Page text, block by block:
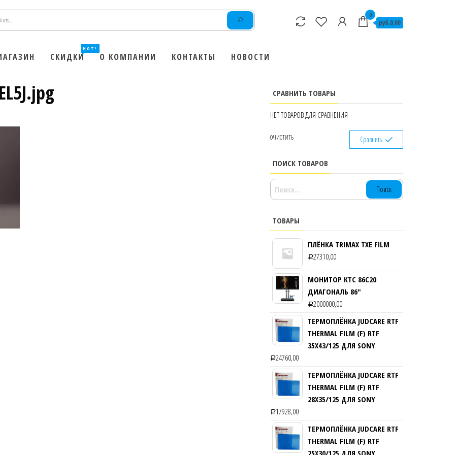
0
руб.0,00
СКИДКИ
HOT!
О КОМПАНИИ КОНТАКТЫ НОВОСТИ
СРАВНИТЬ ТОВАРЫ
НЕТ ТОВАРОВ ДЛЯ СРАВНЕНИЯ
ОЧИСТИТЬ Сравнить
ПОИСК ТОВАРОВ
НАЙТИ:
ТОВАРЫ
ПЛЁНКА TRIMAX TXE FILM
Р27310,00
МОНИТОР KTC 86C20
ДИАГОНАЛЬ 86″
Р2000000,00
ТЕРМОПЛЁНКА JUDCARE RTF
THERMAL FILM (F) RTF
35Х43/125 ДЛЯ SONY
Р24760,00
ТЕРМОПЛЁНКА JUDCARE RTF
THERMAL FILM (F) RTF
28Х35/125 ДЛЯ SONY
Р17928,00
ТЕРМОПЛЁНКА JUDCARE RTF
THERMAL FILM (F) RTF
25Х30/125 ДЛЯ SONY